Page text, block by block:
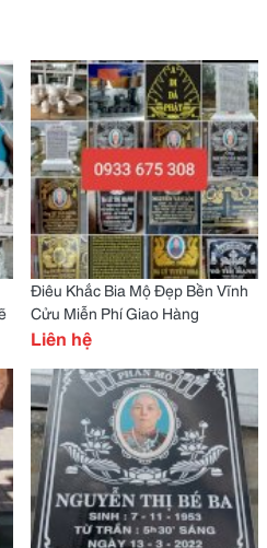
Điêu Khắc Bia Mộ Đẹp Bền Vĩnh
Cửu Miễn Phí Giao Hàng
Liên hệ